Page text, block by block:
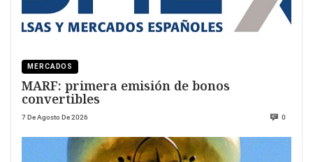
MERCADOS
MARF: primera emisión de bonos
convertibles
7 De Agosto De 2026 0